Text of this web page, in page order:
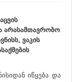
არასამთავრობო
ვაკის
იწყება და